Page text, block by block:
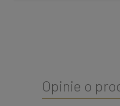
Opinie o